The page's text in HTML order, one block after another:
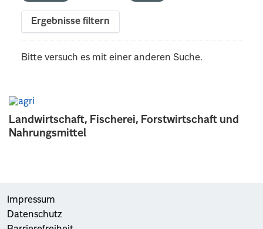
Landwirtschaft, Fischerei, Forstwirtschaft und
Nahrungsmittel
Ergebnisse filtern
Bitte versuch es mit einer anderen Suche.
Impressum
Datenschutz